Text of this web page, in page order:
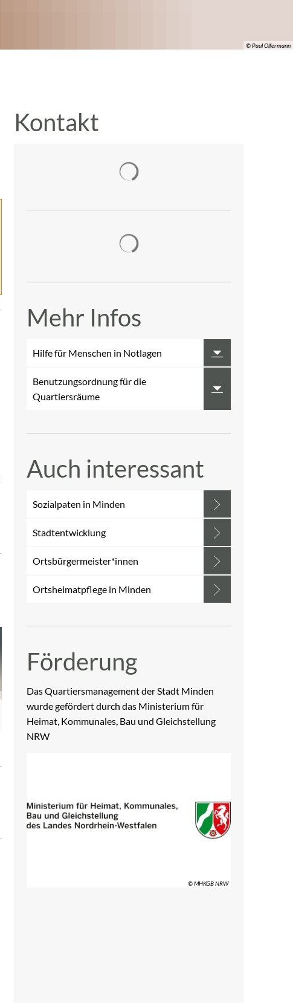
© Paul Olfermann
Kontakt
Mehr Infos
Hilfe für Menschen in Notlagen
Benutzungsordnung für die
Quartiersräume
Auch interessant
Sozialpaten in Minden
Stadtentwicklung
Ortsbürgermeister*innen
Ortsheimatpflege in Minden
Förderung
Das Quartiersmanagement der Stadt Minden
wurde gefördert durch das Ministerium für
Heimat, Kommunales, Bau und Gleichstellung
NRW
© MHKGB NRW